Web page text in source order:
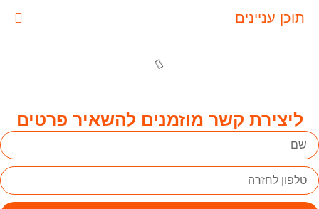
ליצירת קשר מוזמנים להשאיר פרטים
תוכן עניינים